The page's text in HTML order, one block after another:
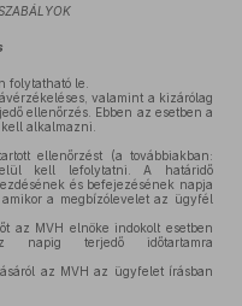
folytatható le.
valamint a kizárólag
ellenőrzés. Ebben az esetben a
alkalmazni.
ellenőrzést (a továbbiakban:
kell lefolytatni. A határidő
és befejezésének napja
a megbízólevelet az ügyfél
az MVH elnöke indokolt esetben
napig terjedő időtartamra
az MVH az ügyfelet írásban